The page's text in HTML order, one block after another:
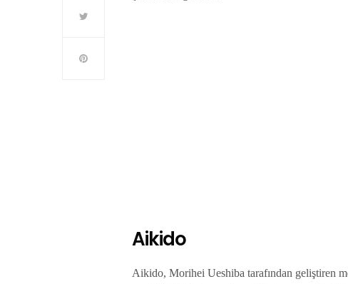
Aikido
Aikido, Morihei Ueshiba tarafından geliştiren